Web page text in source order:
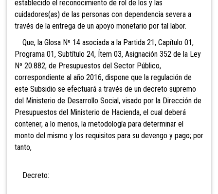
establecido el reconocimiento de rol de los y las
cuidadores(as) de las personas con dependencia severa a
través de la entrega de un apoyo monetario por tal labor.
Que, la Glosa Nº 14 asociada a la Partida 21, Capítulo 01,
Programa 01, Subtítulo 24, Ítem 03, Asignación 352 de la Ley
Nº 20.882, de Presupuestos del Sector Público,
correspondiente al año 2016, dispone que la regulación de
este Subsidio se efectuará a través de un decreto supremo
del Ministerio de Desarrollo Social, visado por la Dirección de
Presupuestos del Ministerio de Hacienda, el cual deberá
contener, a lo menos, la metodología para determinar el
monto del mismo y los requisitos para su devengo y pago; por
tanto,
Decreto: